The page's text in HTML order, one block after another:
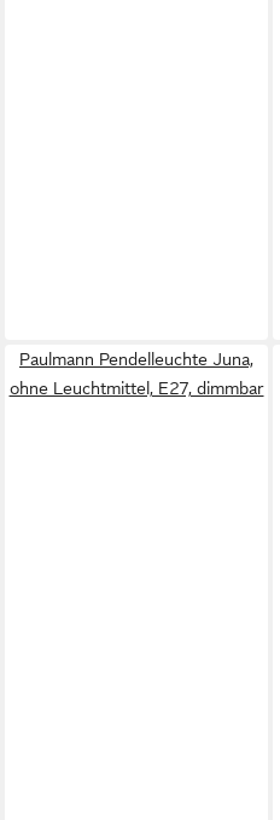
Paulmann Pendelleuchte Juna,
ohne Leuchtmittel, E27, dimmbar